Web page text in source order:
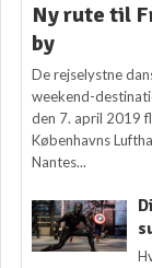
Ny rute til
by
De rejselystne
weekend-
den 7. april 2019
Københavns
Nantes...